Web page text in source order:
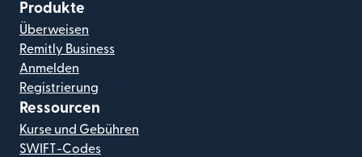
Produkte
Überweisen
Remitly Business
Anmelden
Registrierung
Ressourcen
Kurse und Gebühren
SWIFT-Codes